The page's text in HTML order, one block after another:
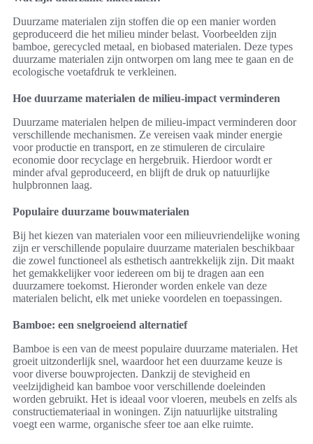
Duurzame materialen zijn stoffen die op een manier worden
geproduceerd die het milieu minder belast. Voorbeelden zijn
bamboe, gerecycled metaal, en biobased materialen. Deze types
duurzame materialen zijn ontworpen om lang mee te gaan en de
ecologische voetafdruk te verkleinen.
Hoe duurzame materialen de milieu-impact verminderen
Duurzame materialen helpen de milieu-impact verminderen door
verschillende mechanismen. Ze vereisen vaak minder energie
voor productie en transport, en ze stimuleren de circulaire
economie door recyclage en hergebruik. Hierdoor wordt er
minder afval geproduceerd, en blijft de druk op natuurlijke
hulpbronnen laag.
Populaire duurzame bouwmaterialen
Bij het kiezen van materialen voor een milieuvriendelijke woning
zijn er verschillende populaire duurzame materialen beschikbaar
die zowel functioneel als esthetisch aantrekkelijk zijn. Dit maakt
het gemakkelijker voor iedereen om bij te dragen aan een
duurzamere toekomst. Hieronder worden enkele van deze
materialen belicht, elk met unieke voordelen en toepassingen.
Bamboe: een snelgroeiend alternatief
Bamboe is een van de meest populaire duurzame materialen. Het
groeit uitzonderlijk snel, waardoor het een duurzame keuze is
voor diverse bouwprojecten. Dankzij de stevigheid en
veelzijdigheid kan bamboe voor verschillende doeleinden
worden gebruikt. Het is ideaal voor vloeren, meubels en zelfs als
constructiemateriaal in woningen. Zijn natuurlijke uitstraling
voegt een warme, organische sfeer toe aan elke ruimte.